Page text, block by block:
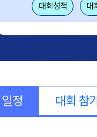
대회성적 대
정 대회 참